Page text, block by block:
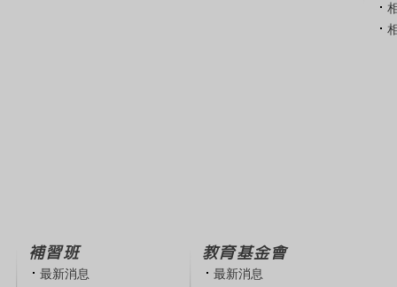
補習班
最新消息
教育基金會
最新消息